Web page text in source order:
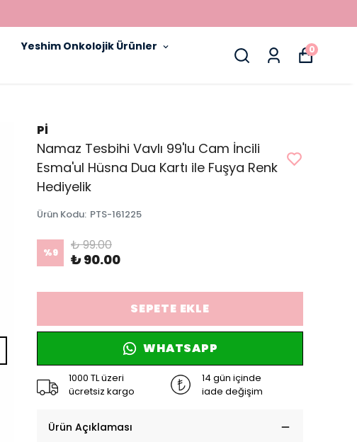
Yeshim Onkolojik Ürünler
0
Pİ
Namaz Tesbihi Vavlı 99'lu Cam İncili
Esma'ul Hüsna Dua Kartı ile Fuşya Renk
Hediyelik
Ürün Kodu: PTS-161225
%9 ₺ 99.00
₺ 90.00
SEPETE EKLE
WHATSAPP
1000 TL üzeri
ücretsiz kargo
14 gün içinde
iade değişim
Ürün Açıklaması